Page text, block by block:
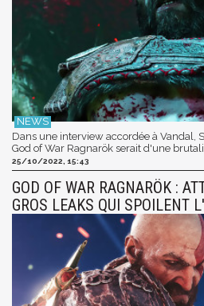
Dans une interview accordée à Vandal,
God of War Ragnarök serait d'une
25/10/2022, 15:43
GOD OF WAR RAGNARÖK :
GROS LEAKS QUI SPOILENT